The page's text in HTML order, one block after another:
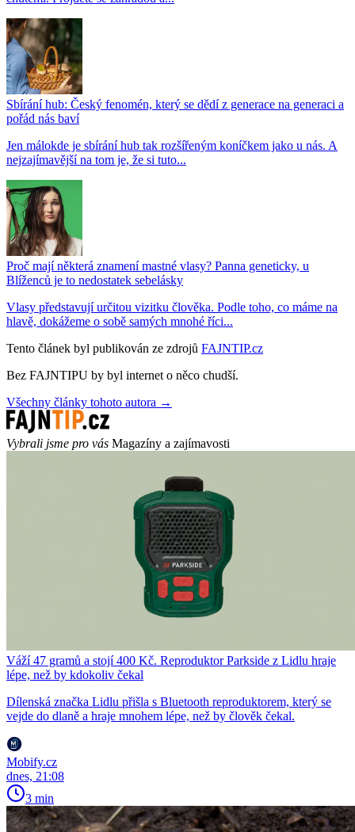
Sbírání hub: Český fenomén, který se dědí z generace na generaci a
pořád nás baví
Jen málokde je sbírání hub tak rozšířeným koníčkem jako u nás. A
nejzajímavější na tom je, že si tuto...
Proč mají některá znamení mastné vlasy? Panna geneticky, u
Blíženců je to nedostatek sebelásky
Vlasy představují určitou vizitku člověka. Podle toho, co máme na
hlavě, dokážeme o sobě samých mnohé říci...
Tento článek byl publikován ze zdrojů FAJNTIP.cz
Bez FAJNTIPU by byl internet o něco chudší.
Všechny články tohoto autora →
Vybrali jsme pro vás Magazíny a zajímavosti
Váží 47 gramů a stojí 400 Kč. Reproduktor Parkside z Lidlu hraje
lépe, než by kdokoliv čekal
Dílenská značka Lidlu přišla s Bluetooth reproduktorem, který se
vejde do dlaně a hraje mnohem lépe, než by člověk čekal.
Mobify.cz
dnes, 21:08
3 min